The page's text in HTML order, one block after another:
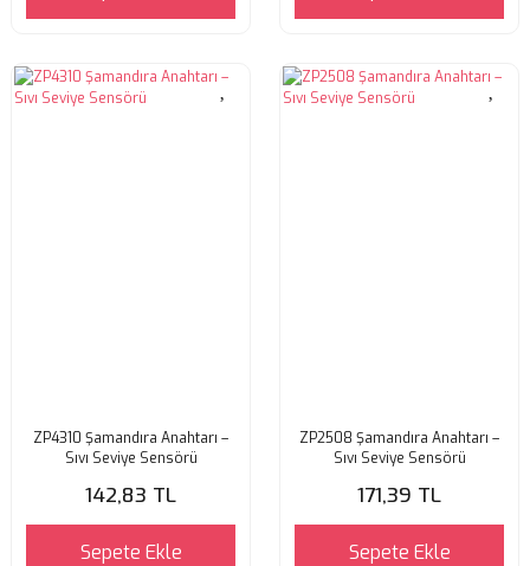
ZP4310 Şamandıra Anahtarı –
Sıvı Seviye Sensörü
142,83 TL
Sepete Ekle
ZP2508 Şamandıra Anahtarı –
Sıvı Seviye Sensörü
171,39 TL
Sepete Ekle